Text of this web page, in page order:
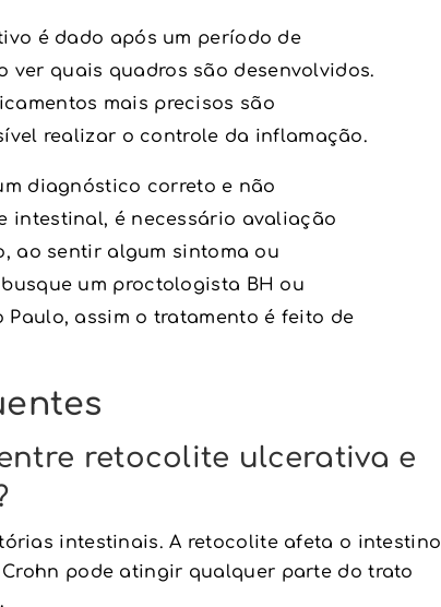
é dado após um período de
ver quais quadros são desenvolvidos.
mais precisos são
realizar o controle da inflamação.
diagnóstico correto e não
intestinal, é necessário avaliação
ao sentir algum sintoma ou
um proctologista BH ou
Paulo, assim o tratamento é feito de
retocolite ulcerativa e
intestinais. A retocolite afeta o intestino
pode atingir qualquer parte do trato